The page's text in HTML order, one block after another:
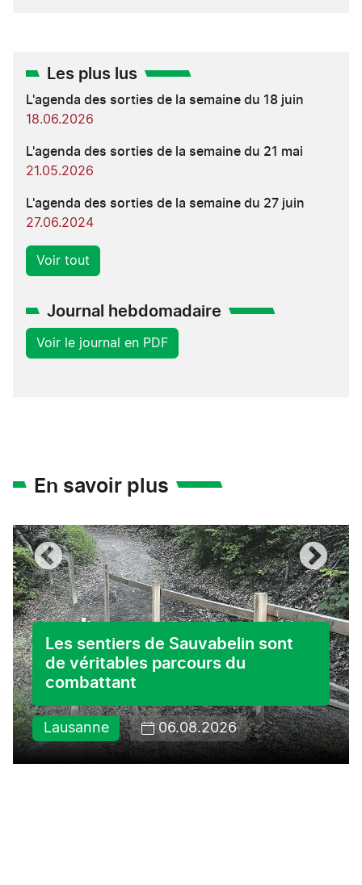
Les plus lus
L'agenda des sorties de la semaine du 18 juin
18.06.2026
L'agenda des sorties de la semaine du 21 mai
21.05.2026
L'agenda des sorties de la semaine du 27 juin
27.06.2024
Voir tout
Journal hebdomadaire
Voir le journal en PDF
En savoir plus
Les sentiers de Sauvabelin sont
de véritables parcours du
combattant
Lausanne 06.08.2026